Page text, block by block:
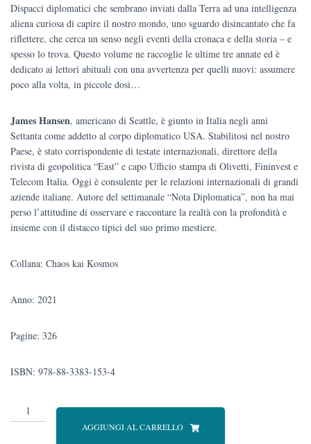
Dispacci diplomatici che sembrano inviati dalla Terra ad una intelligenza
aliena curiosa di capire il nostro mondo, uno sguardo disincantato che fa
riflettere, che cerca un senso negli eventi della cronaca e della storia – e
spesso lo trova. Questo volume ne raccoglie le ultime tre annate ed è
dedicato ai lettori abituali con una avvertenza per quelli nuovi: assumere
poco alla volta, in piccole dosi…
James Hansen, americano di Seattle, è giunto in Italia negli anni
Settanta come addetto al corpo diplomatico USA. Stabilitosi nel nostro
Paese, è stato corrispondente di testate internazionali, direttore della
rivista di geopolitica “East” e capo Ufficio stampa di Olivetti, Fininvest e
Telecom Italia. Oggi è consulente per le relazioni internazionali di grandi
aziende italiane. Autore del settimanale “Nota Diplomatica”, non ha mai
perso l’attitudine di osservare e raccontare la realtà con la profondità e
insieme con il distacco tipici del suo primo mestiere.
Collana: Chaos kai Kosmos
Anno: 2021
Pagine: 326
ISBN: 978-88-3383-153-4
Nota
Diplomatica
AGGIUNGI AL CARRELLO